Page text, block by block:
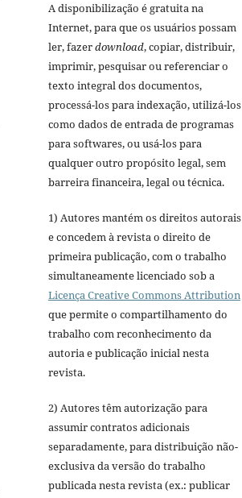
A disponibilização é gratuita na
Internet, para que os usuários possam
ler, fazerdownload, copiar, distribuir,
imprimir, pesquisar ou referenciar o
texto integral dos documentos,
processá-los para indexação, utilizá-los
como dados de entrada de programas
para softwares, ou usá-los para
qualquer outro propósito legal, sem
barreira financeira, legal ou técnica.
1) Autores mantém os direitos autorais
e concedem à revista o direito de
primeira publicação, com o trabalho
simultaneamente licenciado sob a
Licença Creative Commons Attribution
que permite o compartilhamento do
trabalho com reconhecimento da
autoria e publicação inicial nesta
revista.
2) Autores têm autorização para
assumir contratos adicionais
separadamente, para distribuição não-
exclusiva da versão do trabalho
publicada nesta revista (ex.: publicar